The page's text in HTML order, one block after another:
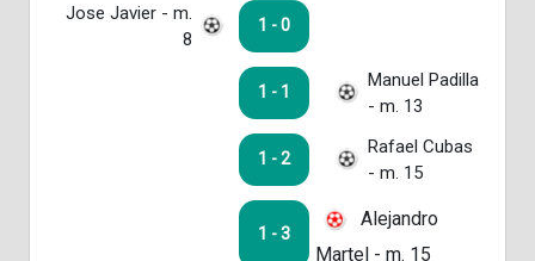
Jose Javier - m.
8
1 - 0
1 - 1
Manuel Padilla
- m. 13
1 - 2
Rafael Cubas
- m. 15
1 - 3
Alejandro
Martel - m. 15